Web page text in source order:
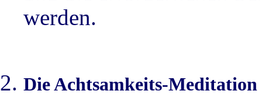
werden.
Die Achtsamkeits-Meditation